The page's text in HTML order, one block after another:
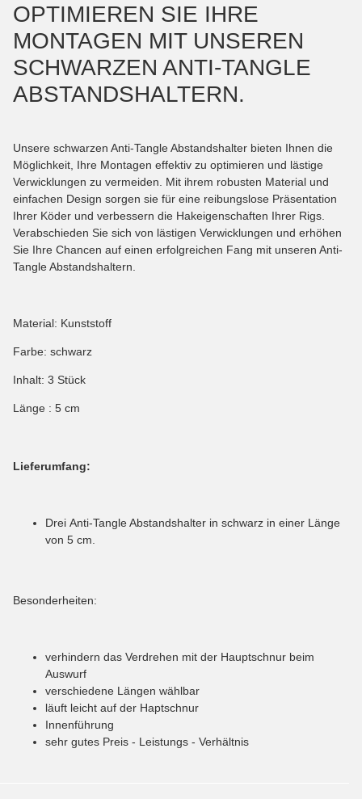
OPTIMIEREN SIE IHRE
MONTAGEN MIT UNSEREN
SCHWARZEN ANTI-TANGLE
ABSTANDSHALTERN.
Unsere schwarzen Anti-Tangle Abstandshalter bieten Ihnen die
Möglichkeit, Ihre Montagen effektiv zu optimieren und lästige
Verwicklungen zu vermeiden. Mit ihrem robusten Material und
einfachen Design sorgen sie für eine reibungslose Präsentation
Ihrer Köder und verbessern die Hakeigenschaften Ihrer Rigs.
Verabschieden Sie sich von lästigen Verwicklungen und erhöhen
Sie Ihre Chancen auf einen erfolgreichen Fang mit unseren Anti-
Tangle Abstandshaltern.
Material: Kunststoff
Farbe: schwarz
Inhalt: 3 Stück
Länge : 5 cm
Lieferumfang:
Drei Anti-Tangle Abstandshalter in schwarz in einer Länge
von 5 cm.
Besonderheiten:
verhindern das Verdrehen mit der Hauptschnur beim
Auswurf
verschiedene Längen wählbar
läuft leicht auf der Haptschnur
Innenführung
sehr gutes Preis - Leistungs - Verhältnis